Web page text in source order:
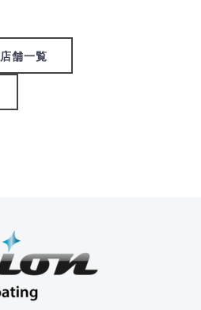
店舗一覧